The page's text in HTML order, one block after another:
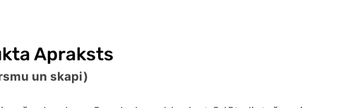
Apraksts
un skapi)